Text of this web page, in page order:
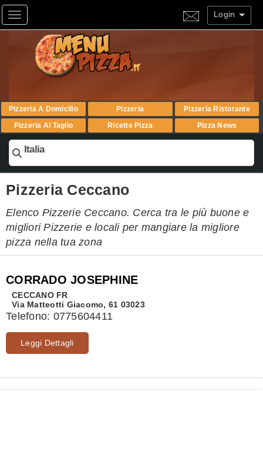
Toggle navigation Login
Pizzeria A Domicilio Pizzeria
Pizzeria Ristorante
Pizzeria Al Taglio
Ricette Pizza Pizza News
Italia
Pizzeria Ceccano
Elenco Pizzerie Ceccano. Cerca tra le più buone e
migliori Pizzerie e locali per mangiare la migliore
pizza nella tua zona
CORRADO JOSEPHINE
CECCANO FR
Via Matteotti Giacomo, 61 03023
Telefono: 0775604411
Leggi Dettagli